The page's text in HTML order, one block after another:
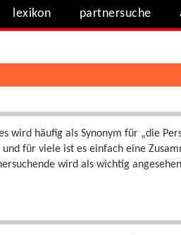
lexikon partnersuche
wird häufig als Synonym für „die
für viele ist es einfach eine
wird als wichtig